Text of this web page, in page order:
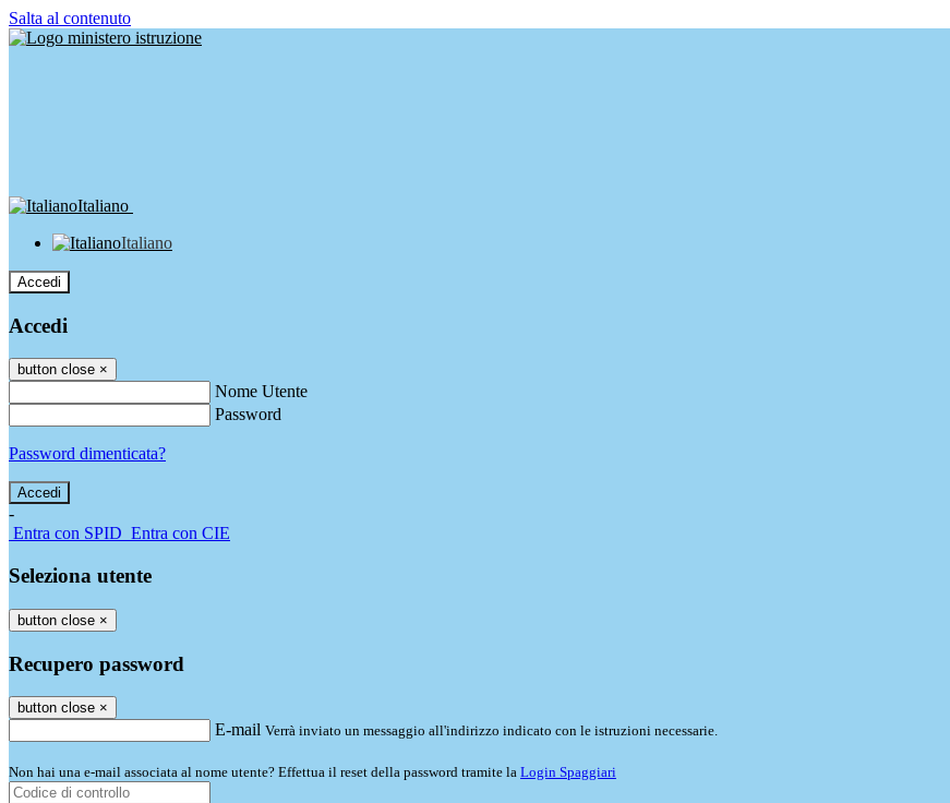
Salta al contenuto
Italiano
Italiano
Accedi
Accedi
button close ×
Nome Utente
Password
Password dimenticata?
-
Entra con SPID Entra con CIE
Seleziona utente
button close ×
Recupero password
button close ×
E-mail Verrà inviato un messaggio all'indirizzo indicato con le istruzioni necessarie.
Non hai una e-mail associata al nome utente? Effettua il reset della password tramite la Login Spaggiari